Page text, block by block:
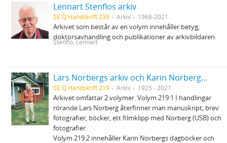
Lennart Stenflos arkiv
SE Q Handskrift 239 Arkiv 1968-2021
Arkivet som består av en volym innehåller betyg,
doktorsavhandling och publikationer av arkivbildaren.
Stenflo, Lennart
Lars Norbergs arkiv och Karin Norbergs arkiv
SE Q Handskrift 219 Arkiv 1925 - 2021
Arkivet omfattar 2 volymer. Volym 219:1 I handlingar
rörande Lars Norberg återfinner man manuskript, brev
fotografier, böcker, ett filmklipp med Norberg (USB) och
fotografier.
Volym 219:2 innehåller Karin Norbergs dagböcker och